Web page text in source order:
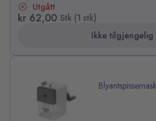
Ikke tilgjengelig
kr 62,00 Stk (1 stk)
Utgått